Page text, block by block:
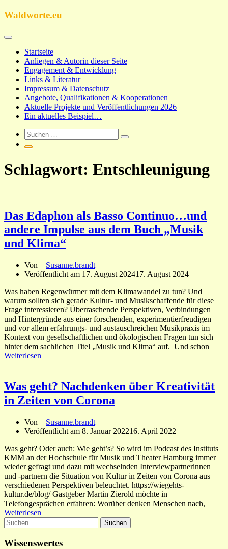
Zum
Waldworte.eu
Startseite
Anliegen & Autorin dieser Seite
Engagement & Entwicklung
Links & Literatur
Impressum & Datenschutz
Angebote, Qualifikationen & Kooperationen
Aktuelle Projekte und Veröffentlichungen 2026
Ein aktuelles Beispiel…
Schlagwort: Entschleunigung
Das Edaphon als Basso Continuo…und
andere Impulse aus dem Buch „Musik
und Klima“
Von – Susanne.brandt
Veröffentlicht am 17. August 202417. August 2024
Was haben Regenwürmer mit dem Klimawandel zu tun? Und
warum sollten sich gerade Kultur- und Musikschaffende für diese
Frage interessieren? Überraschende Perspektiven, Verbindungen
und Hintergründe aus einer forschenden, experimentierfreudigen
und vor allem erfahrungs- und austauschreichen Musikpraxis im
Kontext von gesellschaftlichen und ökologischen Fragen tun sich
hinter dem sachlichen Titel „Musik und Klima“ auf. Und schon
Weiterlesen
Was geht? Nachdenken über Kreativität
in Zeiten von Corona
Von – Susanne.brandt
Veröffentlicht am 8. Januar 202216. April 2022
Was geht? Oder auch: Wie geht’s? So wird im Podcast des Instituts
KMM an der Hochschule für Musik und Theater Hamburg immer
wieder gefragt und dazu mit wechselnden Interviewpartnerinnen
und -partnern die Situation von Kultur in Zeiten von Corona aus
verschiedenen Perspektiven beleuchtet. https://wiegehts-
kultur.de/blog/ Gastgeber Martin Zierold möchte in
Telefongesprächen erfahren: Worüber denken Menschen nach,
Weiterlesen
Suchen
nach:
Wissenswertes